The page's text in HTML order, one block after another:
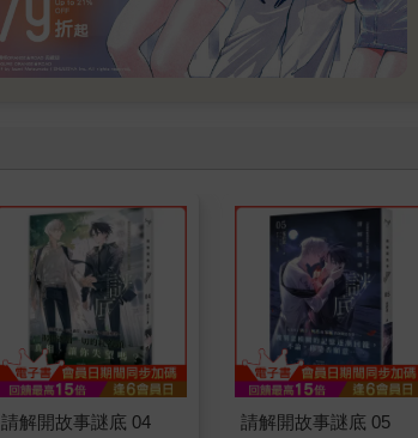
請解開故事謎底 04 請解開故事謎底 05